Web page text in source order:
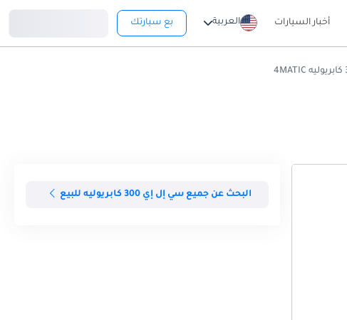
أخبار السيارات العربية بع سيارتك
البحث عن جميع سي إل إي 300 كابريوليه للبيع